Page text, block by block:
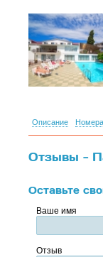
Описание
Отзывы -
Оставьте
Ваше имя
Отзыв